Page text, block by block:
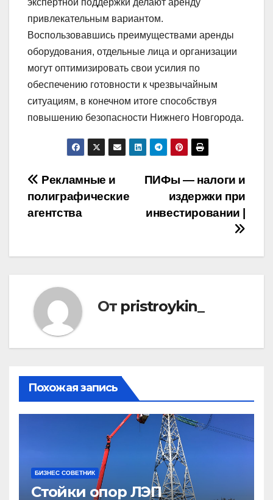
привлекательным вариантом.
Воспользовавшись преимуществами аренды
оборудования, отдельные лица и организации
могут оптимизировать свои усилия по
обеспечению готовности к чрезвычайным
ситуациям, в конечном итоге способствуя
повышению безопасности Нижнего Новгорода.
Навигация
по
ПИФы — налоги и
издержки при
инвестировании |
Рекламные и
полиграфические
агентства
От pristroykin_
Похожая запись
БИЗНЕС СОВЕТНИК
Стойки опор ЛЭП